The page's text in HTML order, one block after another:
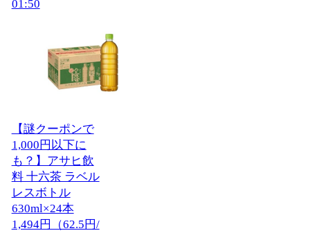
01:50
【謎クーポンで
1,000円以下に
も？】アサヒ飲
料 十六茶 ラベル
レスボトル
630ml×24本
1,494円（62.5円/